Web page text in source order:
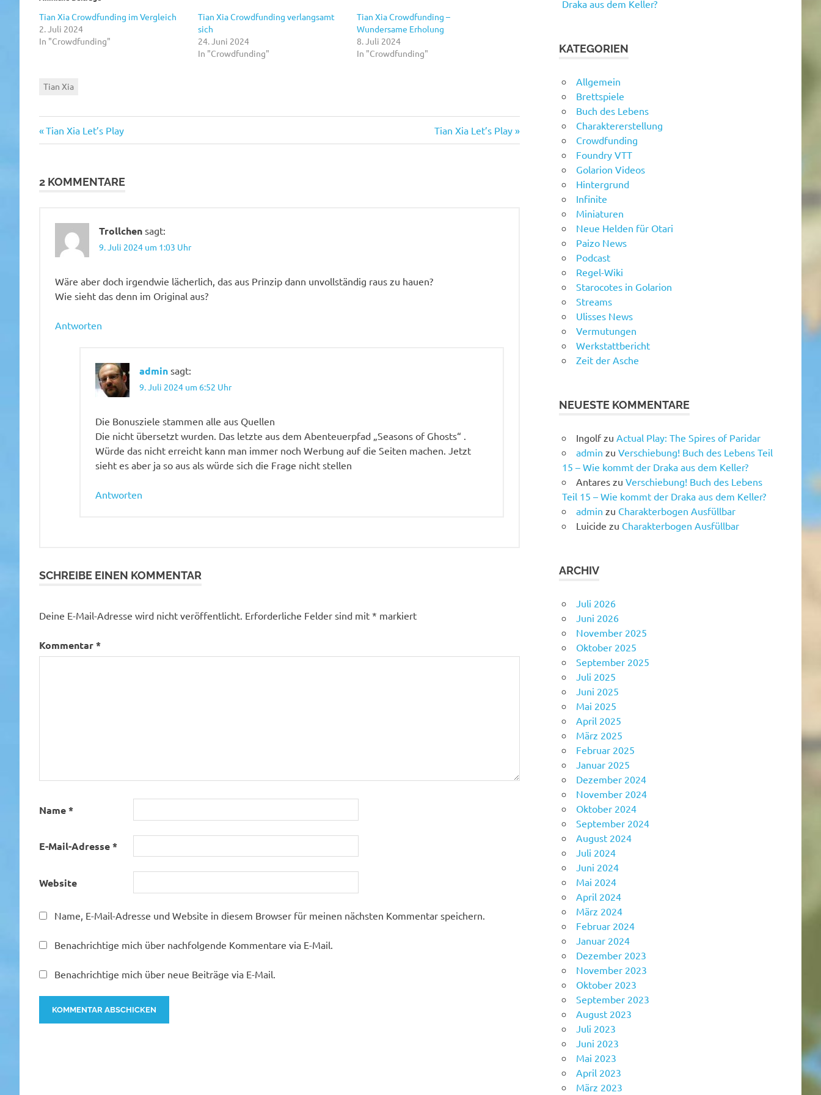
Tian Xia Crowdfunding im Vergleich
2. Juli 2024
In "Crowdfunding"
Tian Xia Crowdfunding verlangsamt
sich
24. Juni 2024
In "Crowdfunding"
Tian Xia Crowdfunding –
Wundersame Erholung
8. Juli 2024
In "Crowdfunding"
Tian Xia
Beitragsnavigation
Vorheriger
Beitrag:
Tian Xia Let’s Play
Nächster
Beitrag:
Tian Xia Let’s Play
2 KOMMENTARE
Trollchen sagt:
9. Juli 2024 um 1:03 Uhr
Wäre aber doch irgendwie lächerlich, das aus Prinzip dann unvollständig raus zu hauen?
Wie sieht das denn im Original aus?
Antworten
admin sagt:
9. Juli 2024 um 6:52 Uhr
Die Bonusziele stammen alle aus Quellen
Die nicht übersetzt wurden. Das letzte aus dem Abenteuerpfad „Seasons of Ghosts“ .
Würde das nicht erreicht kann man immer noch Werbung auf die Seiten machen. Jetzt
sieht es aber ja so aus als würde sich die Frage nicht stellen
Antworten
SCHREIBE EINEN KOMMENTAR
Deine E-Mail-Adresse wird nicht veröffentlicht. Erforderliche Felder sind mit * markiert
Kommentar*
Name*
E-Mail-Adresse*
Website
Name, E-Mail-Adresse und Website in diesem Browser für meinen nächsten Kommentar speichern.
Benachrichtige mich über nachfolgende Kommentare via E-Mail.
Benachrichtige mich über neue Beiträge via E-Mail.
Draka aus dem Keller?
KATEGORIEN
Allgemein
Brettspiele
Buch des Lebens
Charaktererstellung
Crowdfunding
Foundry VTT
Golarion Videos
Hintergrund
Infinite
Miniaturen
Neue Helden für Otari
Paizo News
Podcast
Regel-Wiki
Starocotes in Golarion
Streams
Ulisses News
Vermutungen
Werkstattbericht
Zeit der Asche
NEUESTE KOMMENTARE
Ingolfzu Actual Play: The Spires of Paridar
admin zu Verschiebung! Buch des Lebens Teil
15 – Wie kommt der Draka aus dem Keller?
Antares zu Verschiebung! Buch des Lebens
Teil 15 – Wie kommt der Draka aus dem Keller?
admin zu Charakterbogen Ausfüllbar
Luicide zu Charakterbogen Ausfüllbar
ARCHIV
Juli 2026
Juni 2026
November 2025
Oktober 2025
September 2025
Juli 2025
Juni 2025
Mai 2025
April 2025
März 2025
Februar 2025
Januar 2025
Dezember 2024
November 2024
Oktober 2024
September 2024
August 2024
Juli 2024
Juni 2024
Mai 2024
April 2024
März 2024
Februar 2024
Januar 2024
Dezember 2023
November 2023
Oktober 2023
September 2023
August 2023
Juli 2023
Juni 2023
Mai 2023
April 2023
März 2023